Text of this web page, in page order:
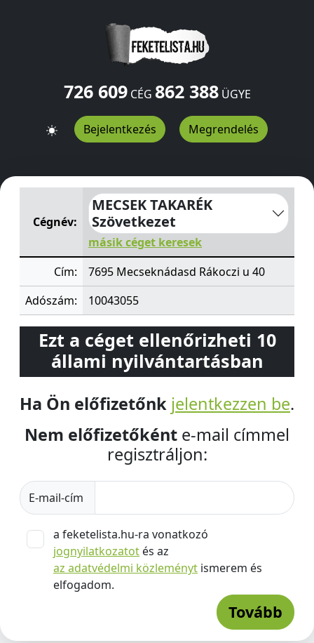
726 609CÉG 862 388ÜGYE
Bejelentkezés Megrendelés
MECSEK TAKARÉK SzövetkezetRákoczi u 40
Cégnév:
MECSEK TAKARÉK
Szövetkezet
másik céget keresek
Cím:
7695 Mecseknádasd Rákoczi u 40
Adószám:
10043055
Ezt a céget ellenőrizheti 10
állami nyilvántartásban
Ha Ön előfizetőnk jelentkezzen be.
Nem előfizetőként e-mail címmel
regisztráljon:
E-mail-cím
a feketelista.hu-ra vonatkozó
jognyilatkozatot és az
az adatvédelmi közleményt ismerem és
elfogadom.
Tovább